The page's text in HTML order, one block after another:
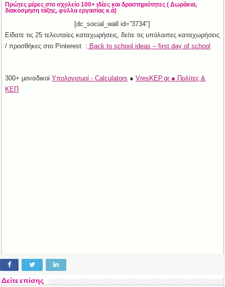
Πρώτες μέρες στο σχολείο 100+ ιδέες και δραστηριότητες ( Δωράκια,
διακόσμηση τάξης, φύλλα εργασίας κ.ά)
[dc_social_wall id=”3734″]
Είδατε τις 25 τελευταίες καταχωρήσεις, δείτε τις υπόλοιπες καταχωρήσεις
/ προσθήκες στο Pinterest : Back to school ideas – first day of school
300+ μοναδικοίΥπολογισμοί - Calculators ●VresKEP.gr ● Πολίτες &
ΚΕΠ
Δείτε επίσης